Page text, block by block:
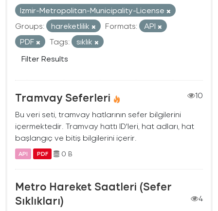
Izmir-Metropolitan-Municipality-License
Groups:
hareketlilik Formats:
API
PDF
Tags:
sıklık
Filter Results
Tramvay Seferleri
10
Bu veri seti, tramvay hatlarının sefer bilgilerini
içermektedir. Tramvay hattı ID'leri, hat adları, hat
başlangıç ve bitiş bilgilerini içerir.
API PDF 0 B
Metro Hareket Saatleri (Sefer
Sıklıkları)
4